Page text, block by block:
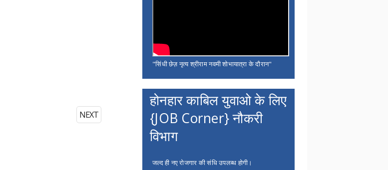
NEXT
"सिंधी छेज़ नृत्य श्रीराम नवमी शोभायात्रा के दौरान"
होनहार काबिल युवाओ के लिए
{JOB Corner} नौकरी
विभाग
जल्द ही नए रोजगार की संधि उपलब्ध होगी।